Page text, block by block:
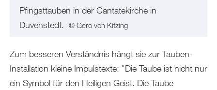
Pfingsttauben in der Cantatekirche in
Duvenstedt.
© Gero von Kitzing
Zum besseren Verständnis hängt sie zur Tauben-
Installation kleine Impulstexte: "Die Taube ist nicht nur
ein Symbol für den Heiligen Geist. Die Taube